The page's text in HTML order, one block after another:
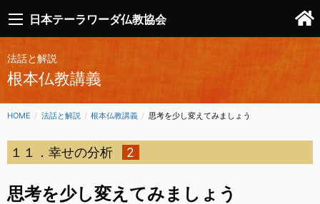
日本テーラワーダ仏教協会
法話と解説
根本仏教講義
HOME 法話と解説 根本仏教講義 CURRENT:
思考を少し変えてみましょう
１１．幸せの分析 2
思考を少し変えてみましょう